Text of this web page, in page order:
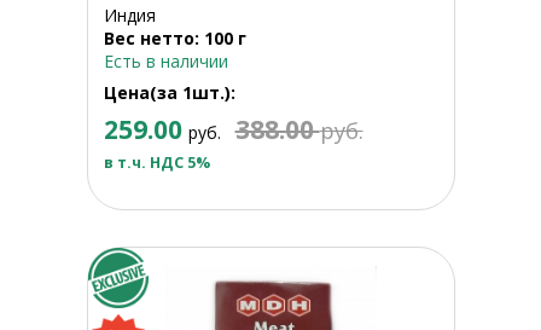
Индия
Вес нетто: 100 г
Есть в наличии
Цена(за 1шт.):
259.00 руб. 388.00руб.
в т.ч. НДС 5%